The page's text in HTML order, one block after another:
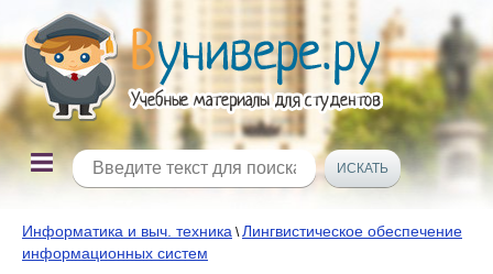
Информатика и выч. техника \Лингвистическое обеспечение
информационных систем